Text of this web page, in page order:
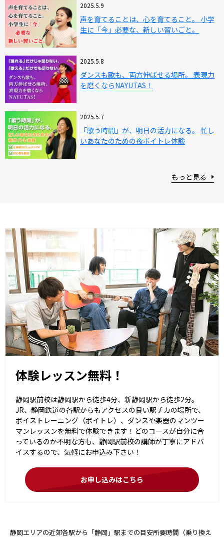
2025.5.9
声を育てることは、心を育てること。 小学
生に「今」必要な、新しい習いごと。
2025.5.8
ダンスも歌も、両方伸ばせる場所。 表現力
を磨くならNAYUTAS！
2025.5.7
「歌う時間」が、明日の活力になる。 忙し
いあなたのための夜ボイトレ体験
もっと見る
体験レッスン無料！
静岡駅前校は静岡駅から徒歩4分、新静岡駅から徒歩2分。
JR、静岡鉄道の各駅からもアクセスの良い駅チカの場所で、
ボイストレーニング（ボイトレ）、ダンスや楽器のマンツー
マンレッスンを無料で体験できます！どのコースが自分に合
っているのか不明な方も、静岡駅前校の講師が丁寧にアドバ
イスするので、気軽にお申込み下さい！
お申し込みはこちら
静岡エリアの近郊各駅から「静岡」駅までの目安所要時間（乗り換え